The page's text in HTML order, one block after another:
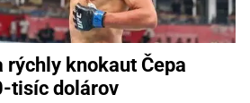
rýchly knokaut Čepa
tisíc dolárov